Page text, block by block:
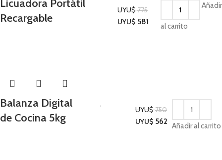
Licuadora Portátil
Recargable
UYU$775
UYU$ 581
Añadir
al carrito
Balanza Digital
de Cocina 5kg
Cocina,
UYU$750
UYU$ 562 Añadir al carrito